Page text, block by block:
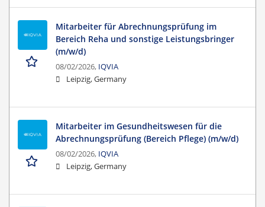
Mitarbeiter für Abrechnungsprüfung im
Bereich Reha und sonstige Leistungsbringer
(m/w/d)
08/02/2026, IQVIA
Leipzig, Germany
Mitarbeiter im Gesundheitswesen für die
Abrechnungsprüfung (Bereich Pflege) (m/w/d)
08/02/2026, IQVIA
Leipzig, Germany